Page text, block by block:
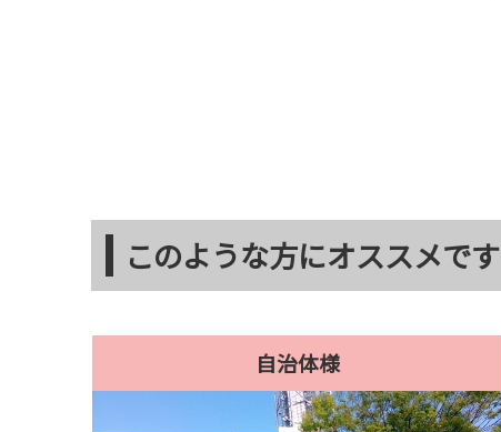
このような方にオススメです
自治体様